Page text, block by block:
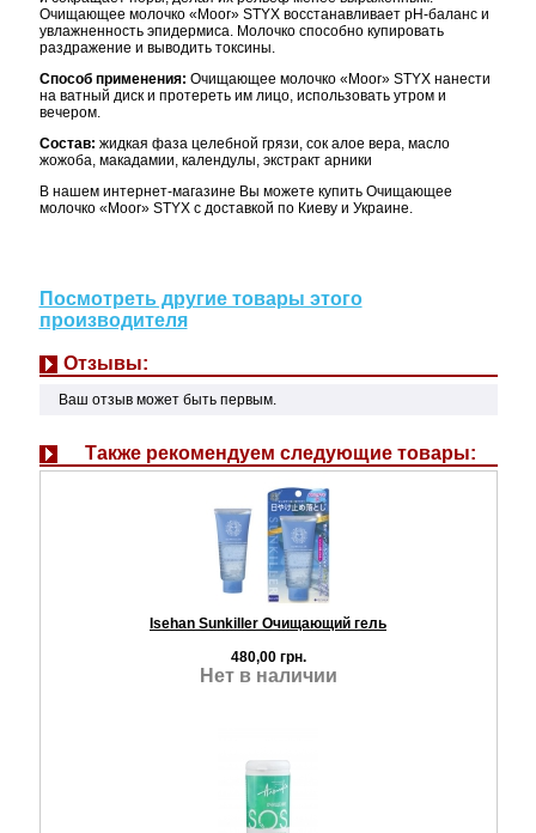
Очищающее молочко «Moor» STYX восстанавливает рН-баланс и
увлажненность эпидермиса. Молочко способно купировать
раздражение и выводить токсины.
Способ применения: Очищающее молочко «Moor» STYX нанести
на ватный диск и протереть им лицо, использовать утром и
вечером.
Состав: жидкая фаза целебной грязи, сок алое вера, масло
жожоба, макадамии, календулы, экстракт арники
В нашем интернет-магазине Вы можете купить Очищающее
молочко «Moor» STYX с доставкой по Киеву и Украине.
Посмотреть другие товары этого
производителя
Отзывы:
Ваш отзыв может быть первым.
Также рекомендуем следующие товары:
Isehan Sunkiller Очищающий гель
480,00 грн.
Нет в наличии